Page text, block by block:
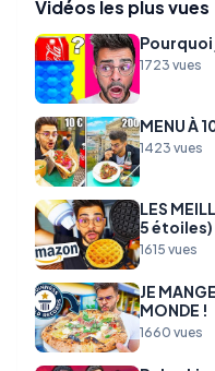
Vidéos les plus vues
1723 vues
MENU À
1423 vues
LES
5 étoiles)
1615 vues
JE
MONDE !
1660 vues